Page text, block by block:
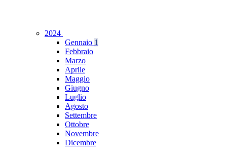
2024
Gennaio 1
Febbraio
Marzo
Aprile
Maggio
Giugno
Luglio
Agosto
Settembre
Ottobre
Novembre
Dicembre